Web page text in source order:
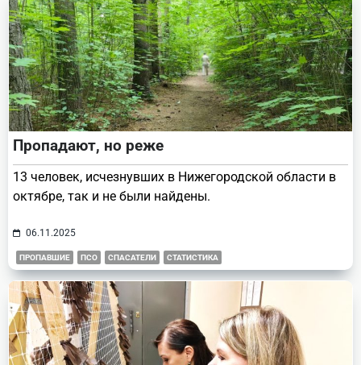
Пропадают, но реже
13 человек, исчезнувших в Нижегородской области в
октябре, так и не были найдены.
06.11.2025
ПРОПАВШИЕ ПСО СПАСАТЕЛИ СТАТИСТИКА